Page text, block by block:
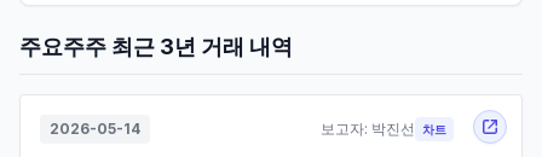
주요주주 최근 3년 거래 내역
2026-05-14 보고자: 박진선 차트